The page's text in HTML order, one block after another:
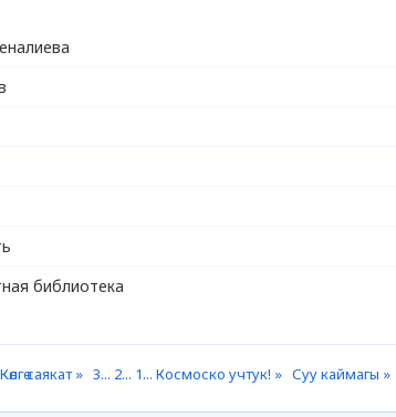
библиотека
саякат » 3... 2... 1... Космоско учтук! » Суу каймагы »